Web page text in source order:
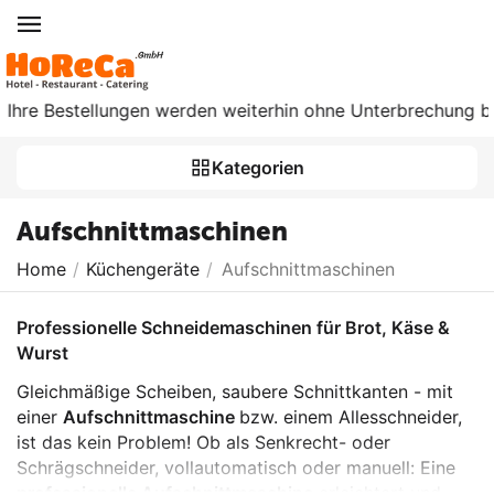
werden weiterhin ohne Unterbrechung
Kategorien
Aufschnittmaschinen
Home / Küchengeräte / Aufschnittmaschinen
Professionelle Schneidemaschinen für Brot, Käse &
Wurst
Gleichmäßige Scheiben, saubere Schnittkanten - mit
einer Aufschnittmaschine bzw. einem Allesschneider,
ist das kein Problem! Ob als Senkrecht- oder
Schrägschneider, vollautomatisch oder manuell: Eine